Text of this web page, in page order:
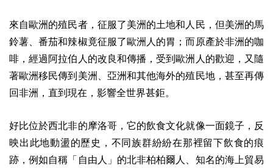
來自歐洲的殖民者，征服了美洲的土地和人民，但美洲的馬
鈴薯、番茄和辣椒竟征服了歐洲人的胃；而原產於非洲的咖
啡，經過阿拉伯人的改良和傳播，受到歐洲人的歡迎，又隨
著歐洲移民傳到美洲、亞洲和其他海外的殖民地，甚至再傳
回非洲，直到現在，影響全世界甚鉅。
好比位於西北非的摩洛哥，它的飲食文化就像一面鏡子，反
映出此地動盪的歷史，不同族群紛紛在那裡留下飲食的痕
跡，例如自稱「自由人」的北非柏柏爾人、知名的海上貿易